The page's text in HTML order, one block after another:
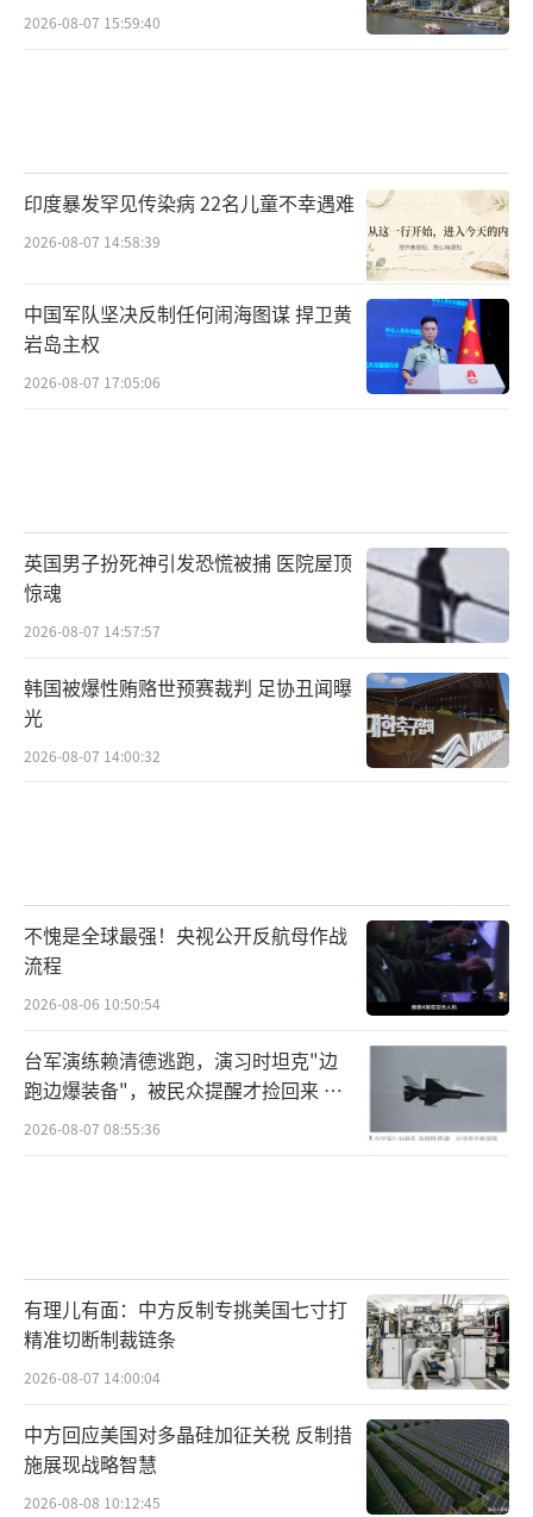
2026-08-07 15:59:40
印度暴发罕见传染病 22名儿童不幸遇难
2026-08-07 14:58:39
中国军队坚决反制任何闹海图谋 捍卫黄
岩岛主权
2026-08-07 17:05:06
英国男子扮死神引发恐慌被捕 医院屋顶
惊魂
2026-08-07 14:57:57
韩国被爆性贿赂世预赛裁判 足协丑闻曝
光
2026-08-07 14:00:32
不愧是全球最强！央视公开反航母作战
流程
2026-08-06 10:50:54
台军演练赖清德逃跑，演习时坦克"边
跑边爆装备"，被民众提醒才捡回来 演
习状况频出引发关注
2026-08-07 08:55:36
有理儿有面：中方反制专挑美国七寸打
精准切断制裁链条
2026-08-07 14:00:04
中方回应美国对多晶硅加征关税 反制措
施展现战略智慧
2026-08-08 10:12:45